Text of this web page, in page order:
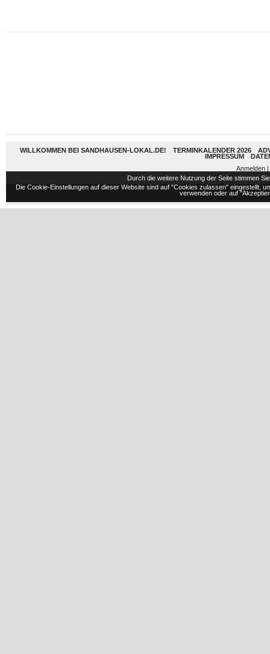
WILLKOMMEN BEI SANDHAUSEN-LOKAL.DE! TERMINKALENDER 2026
IMPRESSUM
Anmelden
Durch die weitere Nutzung der Seite stimmen
Die Cookie-Einstellungen auf dieser Website sind auf "Cookies zulassen" eingestellt,
verwenden oder auf